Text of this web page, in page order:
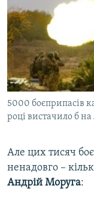
5000 боєприпасів
році вистачило б на
Але цих тисяч
ненадовго –
Андрій Моруга: